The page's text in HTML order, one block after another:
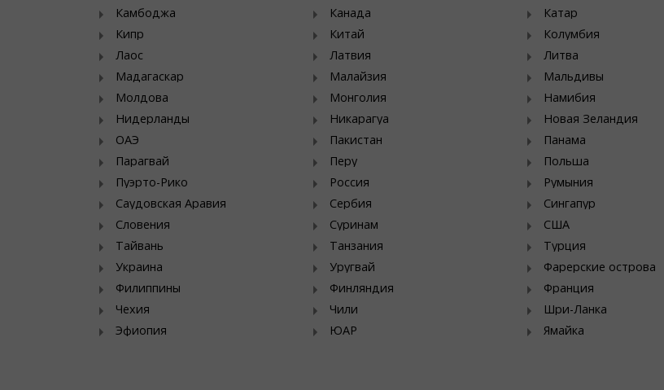
Камбоджа
Канада Катар
Кипр
Китай Колумбия
Лаос
Латвия Литва
Мадагаскар
Малайзия Мальдивы
Молдова
Монголия Намибия
Нидерланды
Никарагуа Новая Зеландия
ОАЭ
Пакистан Панама
Парагвай
Перу Польша
Пуэрто-Рико
Россия Румыния
Саудовская Аравия
Сербия Сингапур
Словения
Суринам США
Тайвань
Танзания Турция
Украина
Уругвай Фарерские острова
Филиппины
Финляндия Франция
Чехия
Чили Шри-Ланка
Эфиопия
ЮАР Ямайка